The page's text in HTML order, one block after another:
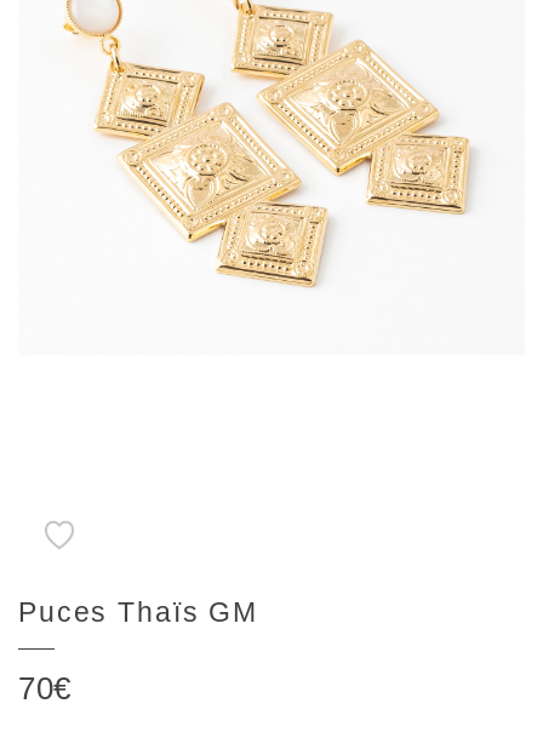
Puces Thaïs GM
70€